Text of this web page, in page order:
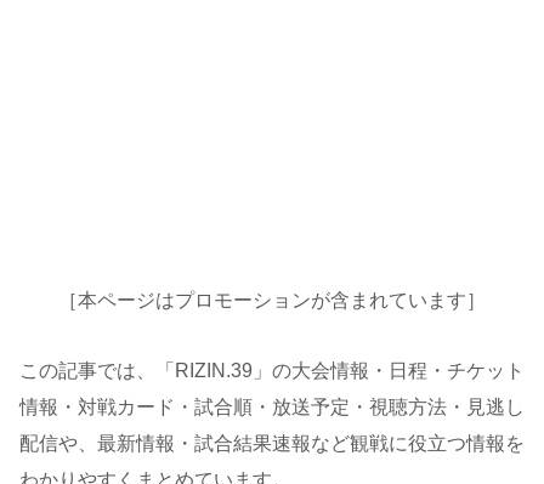
［本ページはプロモーションが含まれています］
この記事では、「RIZIN.39」の大会情報・日程・チケット
情報・対戦カード・試合順・放送予定・視聴方法・見逃し
配信や、最新情報・試合結果速報など観戦に役立つ情報を
わかりやすくまとめています。